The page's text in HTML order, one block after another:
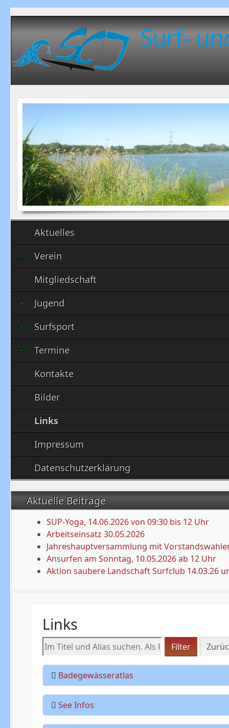
Surf-
Aktuelles
Verein
Mitgliedschaft
Jugend
Surfsport
Termine
Kontakte
Bilder
Links
Impressum
Datenschutzerklärung
Aktuelle Beiträge
SUP-Yoga, 14.06.2026 von 09:30 bis 12 Uhr
Arbeitseinsatz 30.05.2026
Jahreshauptversammlung mit
Ansurfen am Sonntag, 10.05.2026 ab 12 Uhr
Aktion saubere Landschaft Surfclub 14.03.26
Links
Im Titel und Alias suchen. Als Präfix „ID:“
Filter
Badegewässeratlas
See Infos